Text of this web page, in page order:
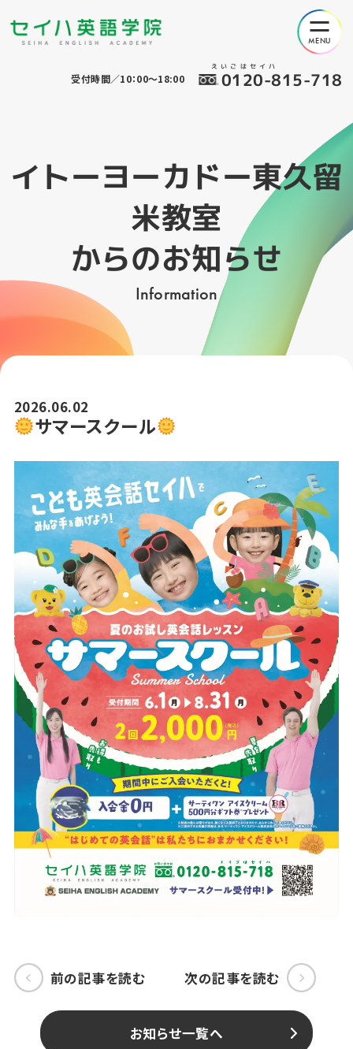
えいごはセイハ
0120-815-718
受付時間／10：00～18:00
イトーヨーカドー東久留
米教室
からのお知らせ
Information
2026.06.02
サマースクール
前の記事を読む 次の記事を読む
お知らせ一覧へ